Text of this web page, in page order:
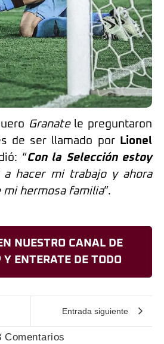
Granate le preguntaron
de ser llamado por
Lionel
“Con la Selección estoy
a hacer mi trabajo y ahora
mi hermosa familia”.
NUESTRO CANAL DE
ENTERATE DE TODO
Entrada siguiente
Comentarios